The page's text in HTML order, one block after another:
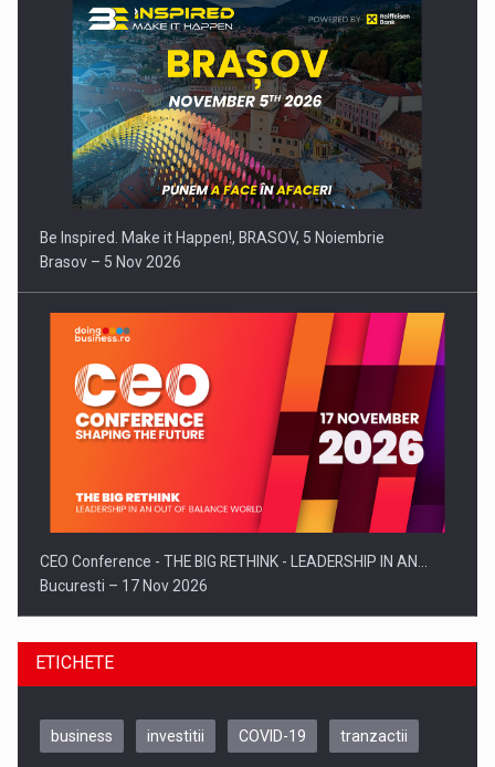
Be Inspired. Make it Happen!, BRASOV, 5 Noiembrie
Brasov – 5 Nov 2026
CEO Conference - THE BIG RETHINK - LEADERSHIP IN AN…
Bucuresti – 17 Nov 2026
ETICHETE
business investitii COVID-19 tranzactii